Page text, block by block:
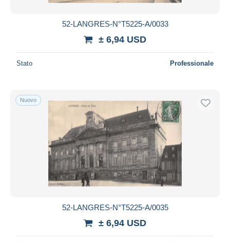
52-LANGRES-N°T5225-A/0033
± 6,94 USD
Stato Professionale
Nuovo
52-LANGRES-N°T5225-A/0035
± 6,94 USD